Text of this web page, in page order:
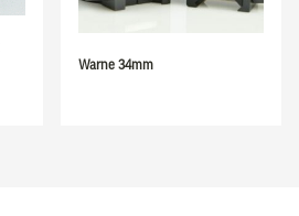
Warne 34mm